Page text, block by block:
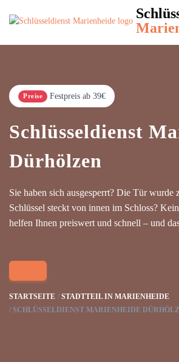
Preise Festpreis ab 39€
Schlüsseldienst
Dürhölzen
Sie haben sich ausgesperrt? Die Tür wurde
Schlüssel steckt von innen im Schloss?
helfen Ihnen preiswert und schnell – und
STARTSEITE
STADTTEIL IN MARIENHEIDE
SCHLÜSSELDIENST MARIENHEIDE